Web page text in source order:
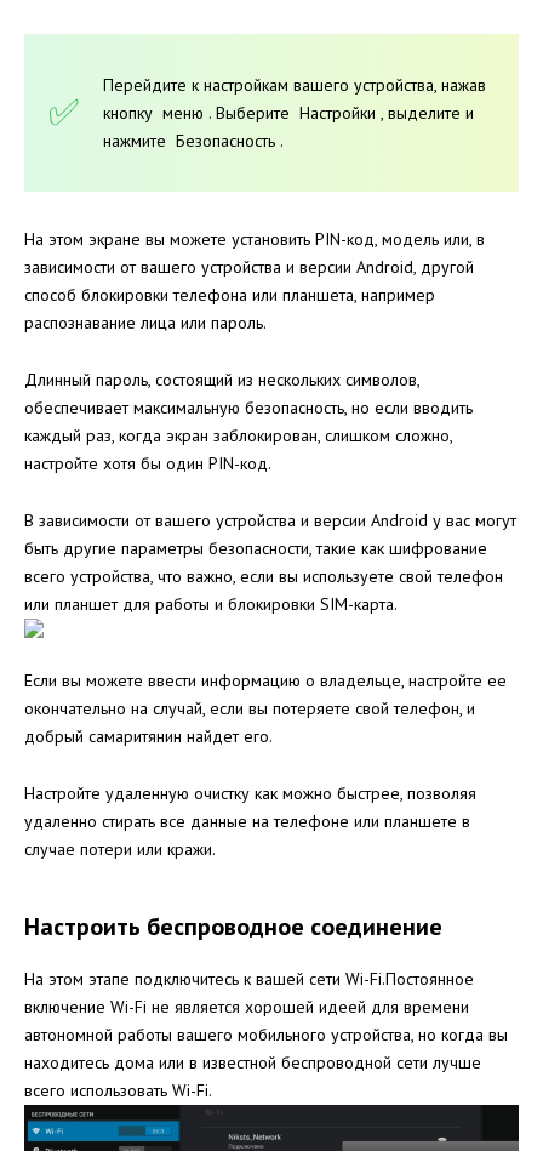
Перейдите к настройкам вашего устройства, нажав
кнопку меню . Выберите Настройки , выделите и
нажмите Безопасность .
На этом экране вы можете установить PIN-код, модель или, в
зависимости от вашего устройства и версии Android, другой
способ блокировки телефона или планшета, например
распознавание лица или пароль.
Длинный пароль, состоящий из нескольких символов,
обеспечивает максимальную безопасность, но если вводить
каждый раз, когда экран заблокирован, слишком сложно,
настройте хотя бы один PIN-код.
В зависимости от вашего устройства и версии Android у вас могут
быть другие параметры безопасности, такие как шифрование
всего устройства, что важно, если вы используете свой телефон
или планшет для работы и блокировки SIM-карта.
Если вы можете ввести информацию о владельце, настройте ее
окончательно на случай, если вы потеряете свой телефон, и
добрый самаритянин найдет его.
Настройте удаленную очистку как можно быстрее, позволяя
удаленно стирать все данные на телефоне или планшете в
случае потери или кражи.
Настроить беспроводное соединение
На этом этапе подключитесь к вашей сети Wi-Fi.Постоянное
включение Wi-Fi не является хорошей идеей для времени
автономной работы вашего мобильного устройства, но когда вы
находитесь дома или в известной беспроводной сети лучше
всего использовать Wi-Fi.